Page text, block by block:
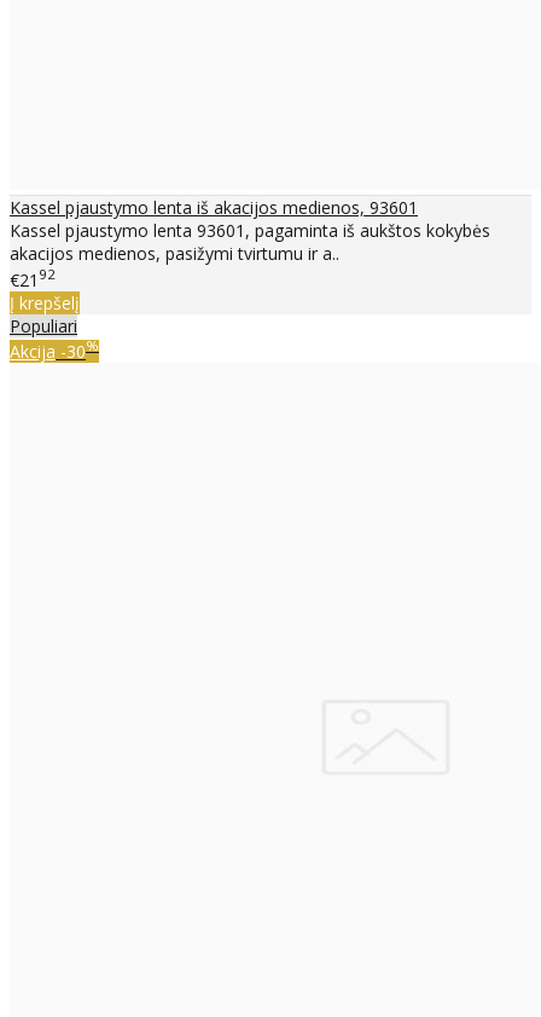
Kassel pjaustymo lenta iš akacijos medienos, 93601
Kassel pjaustymo lenta 93601, pagaminta iš aukštos kokybės
akacijos medienos, pasižymi tvirtumu ir a..
€21 92
Į krepšelį
Populiari
Akcija -30%